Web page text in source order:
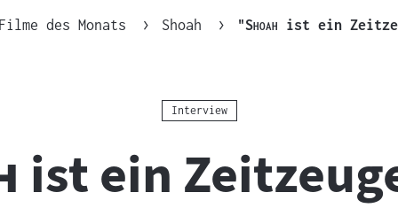
Filme des Monats Shoah ""
Shoah" ist ein
Kategorie:
Interview
"
ist ein